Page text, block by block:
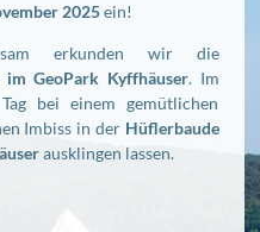
2025ein!
erkunden wir die
im GeoPark Kyffhäuser. Im
bei einem gemütlichen
Imbiss in der Hüflerbaude
ausklingen lassen.